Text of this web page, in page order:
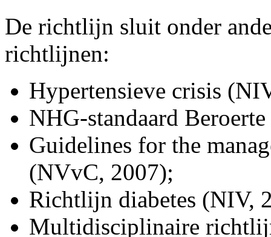
De richtlijn sluit onder
richtlijnen:
Hypertensieve crisis
NHG-standaard
Guidelines for the
(NVvC, 2007);
Richtlijn diabetes (NIV,
Multidisciplinaire